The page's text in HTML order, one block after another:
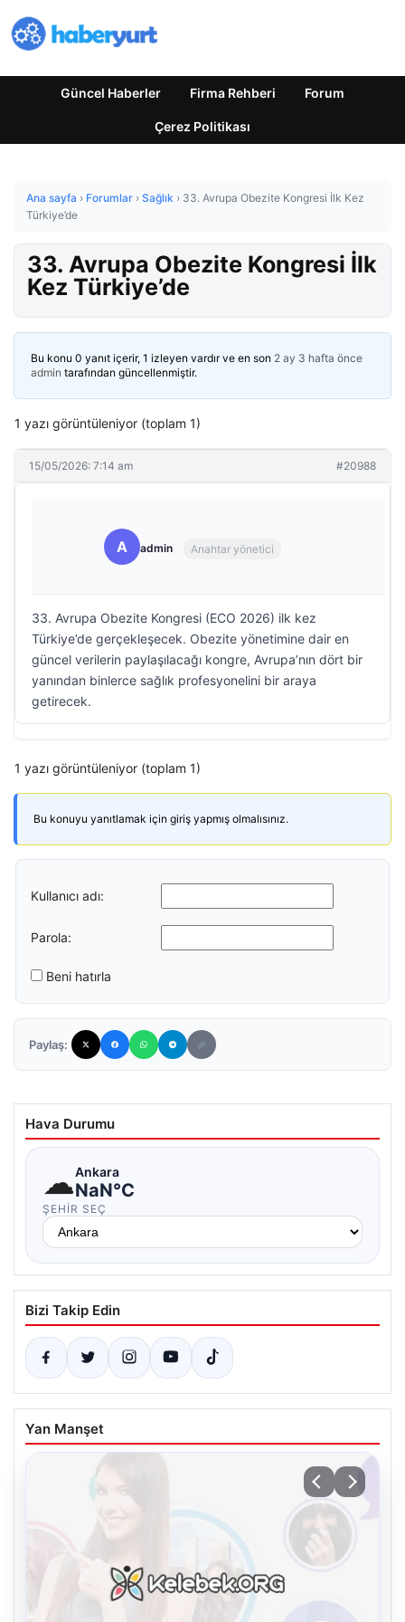
Güncel Haberler Firma Rehberi Forum
Çerez Politikası
Ana sayfa › Forumlar › Sağlık › 33. Avrupa Obezite Kongresi İlk Kez
Türkiye’de
33. Avrupa Obezite Kongresi İlk
Kez Türkiye’de
Bu konu 0 yanıt içerir, 1 izleyen vardır ve en son 2 ay 3 hafta önce
admin tarafından güncellenmiştir.
1 yazı görüntüleniyor (toplam 1)
15/05/2026: 7:14 am #20988
A admin Anahtar yönetici
33. Avrupa Obezite Kongresi (ECO 2026) ilk kez
Türkiye’de gerçekleşecek. Obezite yönetimine dair en
güncel verilerin paylaşılacağı kongre, Avrupa’nın dört bir
yanından binlerce sağlık profesyonelini bir araya
getirecek.
1 yazı görüntüleniyor (toplam 1)
Bu konuyu yanıtlamak için giriş yapmış olmalısınız.
Kullanıcı adı:
Parola:
Beni hatırla
Paylaş:
Hava Durumu
☁Ankara
NaN°C
ŞEHIR SEÇ
Bizi Takip Edin
Yan Manşet